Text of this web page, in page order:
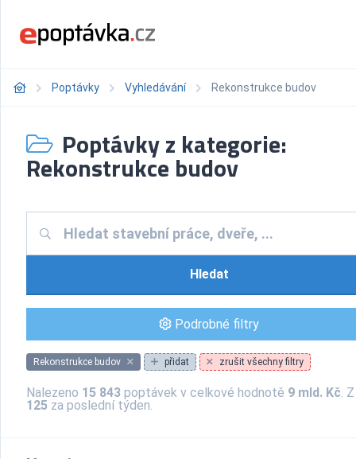
Poptávky Vyhledávání Rekonstrukce budov
Poptávky z kategorie:
Rekonstrukce budov
Hledat
Podrobné filtry
Rekonstrukce budov přidat zrušit všechny filtry
Nalezeno 15 843 poptávek v celkové hodnotě 9 mld. Kč.
125 za poslední týden.